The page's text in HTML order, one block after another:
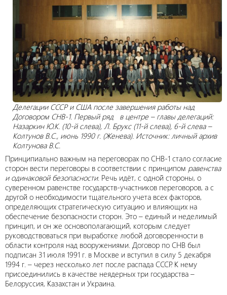
Делегации СССР и США после завершения работы над
Договором СНВ-1. Первый ряд в центре – главы делегаций:
Назаркин Ю.К. (10-й слева), Л. Брукс (11-й слева), 6-й слева –
Колтунов В.С., июнь 1990 г. (Женева). Источник: личный архив
Колтунова В.С.
Принципиально важным на переговорах по СНВ-1 стало согласие
сторон вести переговоры в соответствии с принципом равенства
и одинаковой безопасности. Речь идёт, с одной стороны, о
суверенном равенстве государств-участников переговоров, а с
другой о необходимости тщательного учета всех факторов,
определяющих стратегическую ситуацию и влияющих на
обеспечение безопасности сторон. Это – единый и неделимый
принцип, и он же основополагающий, которым следует
руководствоваться при выработке любой договоренности в
области контроля над вооружениями. Договор по СНВ был
подписан 31 июля 1991 г. в Москве и вступил в силу 5 декабря
1994 г. – через несколько лет после распада СССР. К нему
присоединились в качестве неядерных три государства –
Белоруссия, Казахстан и Украина.